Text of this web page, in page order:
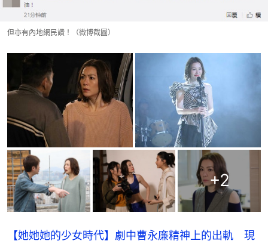
但亦有內地網民讚！（微博截圖）
+2
【她她她的少女時代】劇中曹永廉精神上的出軌 現